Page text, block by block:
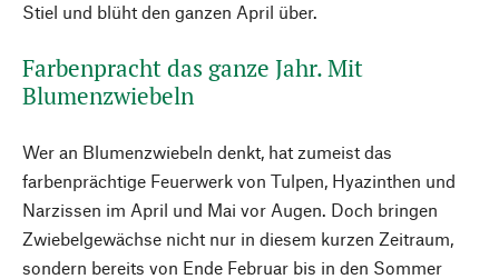
Stiel und blüht den ganzen April über.
Farbenpracht das ganze Jahr. Mit
Blumenzwiebeln
Wer an Blumenzwiebeln denkt, hat zumeist das
farbenprächtige Feuerwerk von Tulpen, Hyazinthen und
Narzissen im April und Mai vor Augen. Doch bringen
Zwiebelgewächse nicht nur in diesem kurzen Zeitraum,
sondern bereits von Ende Februar bis in den Sommer